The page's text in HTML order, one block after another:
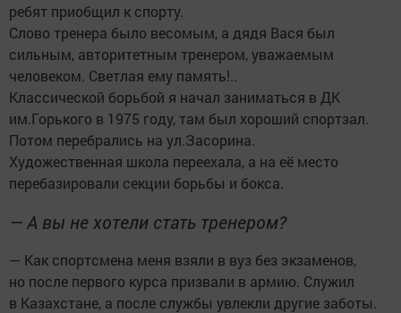
ребят приобщил к спорту.
Слово тренера было весомым, а дядя Вася был
сильным, авторитетным тренером, уважаемым
человеком. Светлая ему память!..
Классической борьбой я начал заниматься в ДК
им.Горького в 1975 году, там был хороший спортзал.
Потом перебрались на ул.Засорина.
Художественная школа переехала, а на её место
перебазировали секции борьбы и бокса.
— А вы не хотели стать тренером?
— Как спортсмена меня взяли в вуз без экзаменов,
но после первого курса призвали в армию. Служил
в Казахстане, а после службы увлекли другие заботы.